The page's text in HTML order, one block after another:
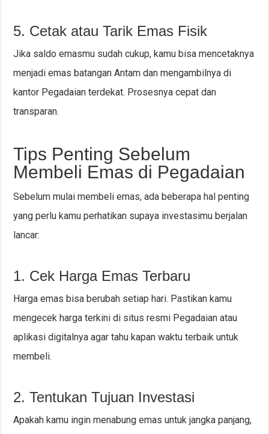
5. Cetak atau Tarik Emas Fisik
Jika saldo emasmu sudah cukup, kamu bisa mencetaknya
menjadi emas batangan Antam dan mengambilnya di
kantor Pegadaian terdekat. Prosesnya cepat dan
transparan.
Tips Penting Sebelum
Membeli Emas di Pegadaian
Sebelum mulai membeli emas, ada beberapa hal penting
yang perlu kamu perhatikan supaya investasimu berjalan
lancar:
1. Cek Harga Emas Terbaru
Harga emas bisa berubah setiap hari. Pastikan kamu
mengecek harga terkini di situs resmi Pegadaian atau
aplikasi digitalnya agar tahu kapan waktu terbaik untuk
membeli.
2. Tentukan Tujuan Investasi
Apakah kamu ingin menabung emas untuk jangka panjang,